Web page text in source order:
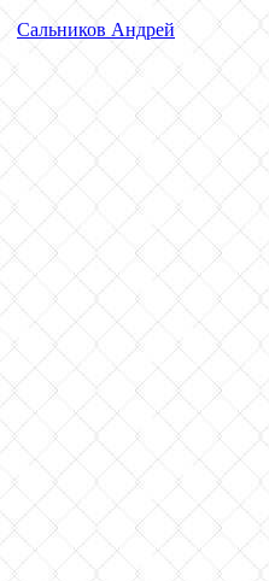
Сальников Андрей